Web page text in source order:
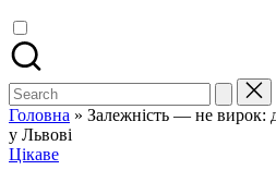
Search
for:
Головна » Залежність — не вирок:
у Львові
Posted
Цікаве